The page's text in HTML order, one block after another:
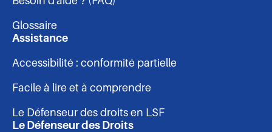
-
pied
de
page
Glossaire
Assistance
Accessibilité : conformité partielle
Facile à lire et à comprendre
Le Défenseur des droits en LSF
Le Défenseur des Droits